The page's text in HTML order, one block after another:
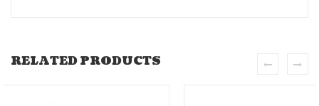
RELATED PRODUCTS